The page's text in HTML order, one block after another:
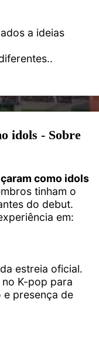
a ideias
idols - Sobre
como idols
tinham o
do debut.
em:
estreia oficial.
K-pop para
presença de